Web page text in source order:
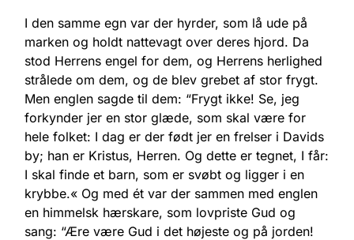
I den samme egn var der hyrder, som lå ude på
marken og holdt nattevagt over deres hjord. Da
stod Herrens engel for dem, og Herrens herlighed
strålede om dem, og de blev grebet af stor frygt.
Men englen sagde til dem: “Frygt ikke! Se, jeg
forkynder jer en stor glæde, som skal være for
hele folket: I dag er der født jer en frelser i Davids
by; han er Kristus, Herren. Og dette er tegnet, I får:
I skal finde et barn, som er svøbt og ligger i en
krybbe.« Og med ét var der sammen med englen
en himmelsk hærskare, som lovpriste Gud og
sang: “Ære være Gud i det højeste og på jorden!